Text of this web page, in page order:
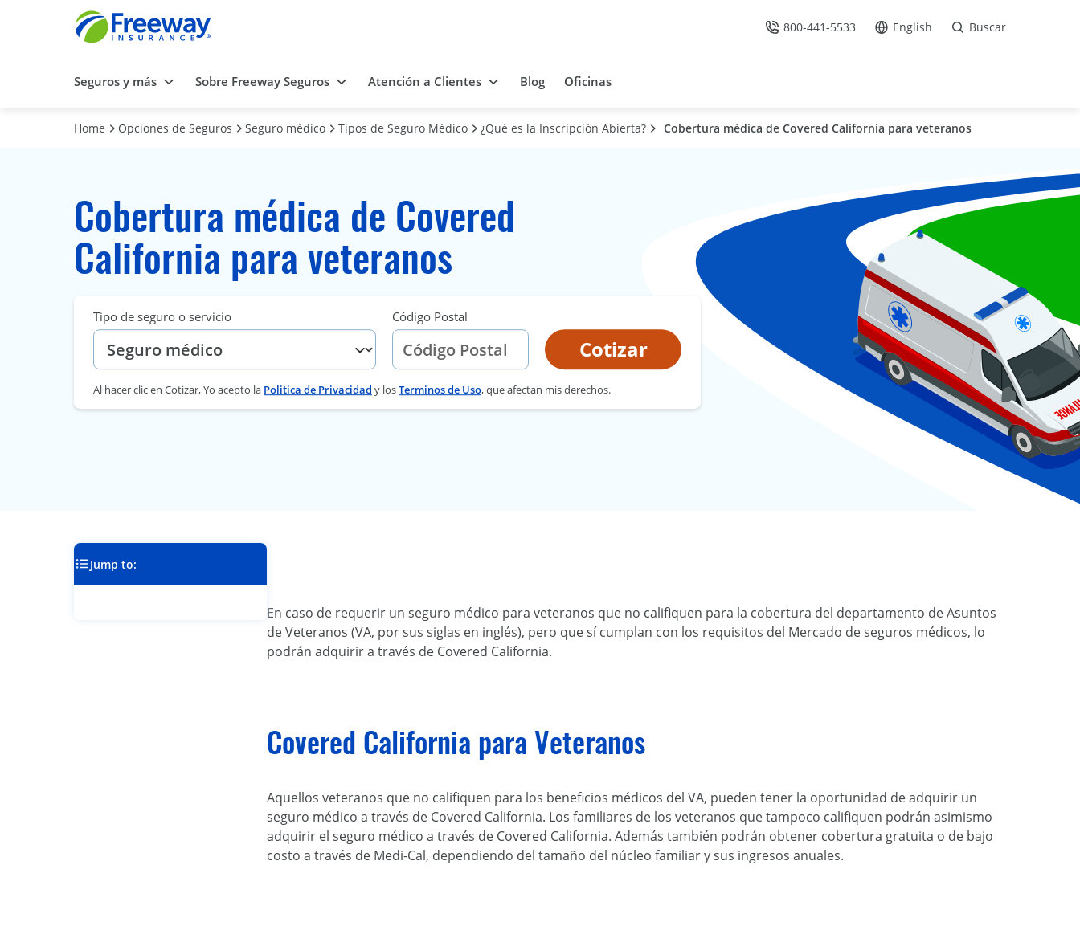
Llámenos
800-441-5533 Ir al sitio en Español /
English Buscar
Seguros y más Sobre Freeway Seguros Atención a Clientes Blog Oficinas
Home Opciones de Seguros Seguro médico Tipos de Seguro Médico ¿Qué es la Inscripción Abierta? Cobertura médica de Covered California para veteranos
Cobertura médica de Covered
California para veteranos
Tipo de seguro o servicio Código Postal
Cotizar
Al hacer clic en Cotizar, Yo acepto la Politica de Privacidad y losTerminos de Uso, que afectan mis derechos.
Jump to:
En caso de requerir un seguro médico para veteranos que no califiquen para la cobertura del departamento de Asuntos
de Veteranos (VA, por sus siglas en inglés), pero que sí cumplan con los requisitos del Mercado de seguros médicos, lo
podrán adquirir a través de Covered California.
Covered California para Veteranos
Aquellos veteranos que no califiquen para los beneficios médicos del VA, pueden tener la oportunidad de adquirir un
seguro médico a través de Covered California. Los familiares de los veteranos que tampoco califiquen podrán asimismo
adquirir el seguro médico a través de Covered California. Además también podrán obtener cobertura gratuita o de bajo
costo a través de Medi-Cal, dependiendo del tamaño del núcleo familiar y sus ingresos anuales.